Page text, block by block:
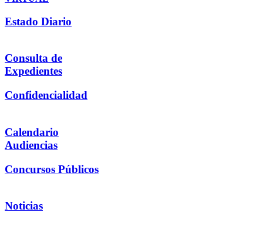
Estado Diario
Consulta de
Expedientes
Confidencialidad
Calendario
Audiencias
Concursos Públicos
Noticias